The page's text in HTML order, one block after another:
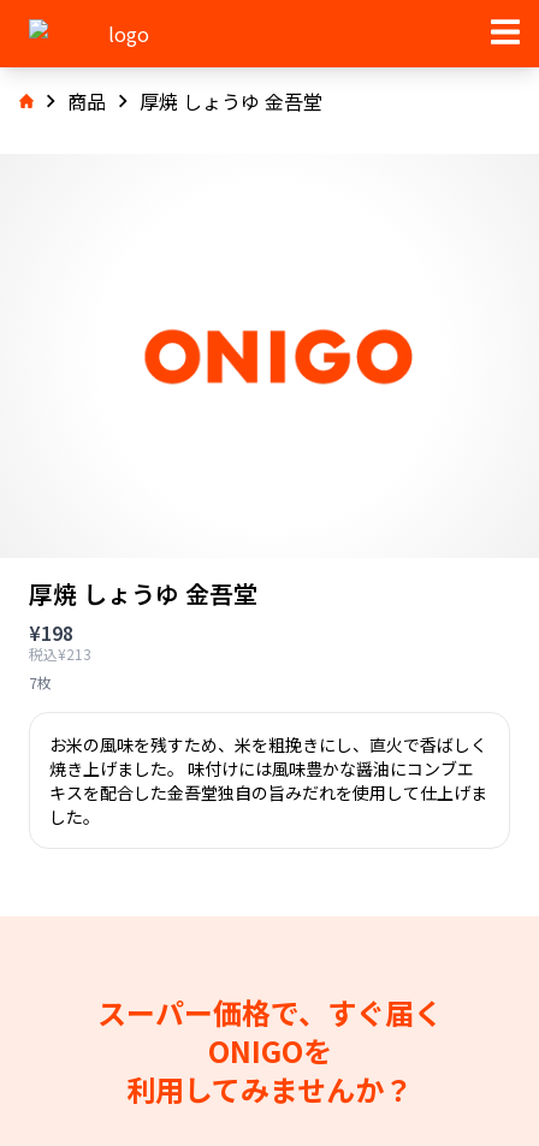
商品 厚焼 しょうゆ 金吾堂
厚焼 しょうゆ 金吾堂
¥198
税込¥213
7枚
お米の風味を残すため、米を粗挽きにし、直火で香ばしく
焼き上げました。 味付けには風味豊かな醤油にコンブエ
キスを配合した金吾堂独自の旨みだれを使用して仕上げま
した。
スーパー価格で、すぐ届く
ONIGOを
利用してみませんか？